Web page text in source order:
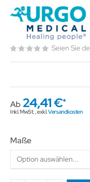
Seien Sie
Ab 24,41 €
Inkl. MwSt.,exkl.Versandkosten
Maße